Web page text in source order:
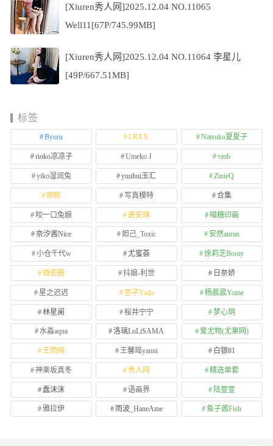
[Xiuren秀人网]2025.12.04 NO.11065
Well11[67P/745.99MB]
[Xiuren秀人网]2025.12.04 NO.11064 李星儿
[49P/667.51MB]
标签
Byoru LRXX Natsuko夏夏子
rioko凉凉子 Umeko J vmb
yiko湿润兔 yuuhui玉汇 ZinieQ
丽柜 写真模特 合集
咬一口兔娘 唐安琪 喵糖印画
奈汐酱Nice 妲己_Toxic 安然anran
小仓千代w 尤蜜荟 徐莉芝Booty
微密圈 抖娘-利世 日奈娇
星之迟迟 杏子Yada 杨晨晨Yome
林星阑 桜井宁宁 梦心玥
水淼aqua 洛璃LoLiSAMA 爱尤物(尤果网)
王雨纯 王馨瑶yanni 白银81
神楽坂真冬 秀人网 精选单套
蠢沫沫 语画界 陆萱萱
雅拉伊 雨波_HaneAme 鱼子酱Fish